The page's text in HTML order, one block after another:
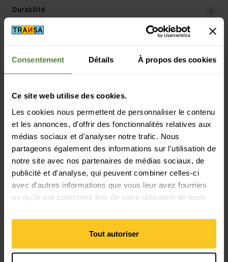
Consentement Détails À propos des cookies
Ce site web utilise des cookies.
Les cookies nous permettent de personnaliser le contenu
et les annonces, d'offrir des fonctionnalités relatives aux
médias sociaux et d'analyser notre trafic. Nous
partageons également des informations sur l'utilisation de
notre site avec nos partenaires de médias sociaux, de
publicité et d'analyse, qui peuvent combiner celles-ci
avec d'autres informations que vous leur avez fournies
ou qu'ils ont collectées lors de votre utilisation de leurs
Tout autoriser
Durabilité
Durabilité: Protection de l'environnement
Propriété du matériau
Propriétés du matériau: respirant | régule l'humidité |
Matériau
Matériau composition: 100% Polyamide (Nylon recyclé)
Matériau Remplissage composition: 100% Polyester
(recyclé)
Matériau d'origine animale: Pas de matière animale
Masse/poids